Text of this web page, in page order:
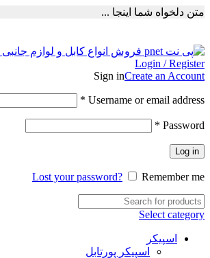
متن دلخواه شما اینجا ...
Login / Register
Sign inCreate an Account
Username or email address
*
Password
*
Log in
Lost your password? Remember me
Select category
اسپیکر
اسپیکر پورتابل